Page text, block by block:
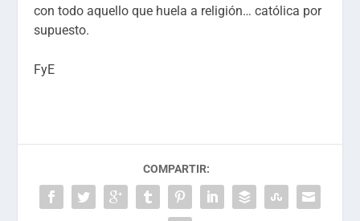
con todo aquello que huela a religión… católica por
supuesto.
FyE
COMPARTIR: